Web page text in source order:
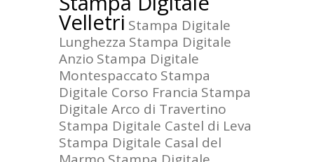
Velletri Stampa Digitale
Lunghezza Stampa Digitale
Anzio Stampa Digitale
Montespaccato Stampa
Digitale Corso Francia Stampa
Digitale Arco di Travertino
Stampa Digitale Castel di Leva
Stampa Digitale Casal del